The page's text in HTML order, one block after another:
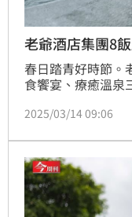
老爺酒店集團8
春日踏青好時節。
食饗宴、療癒溫泉
毅老爺行旅等8間
「20251SP」，指
扣後老爺會館雙人
人一泊二食只要
票享票券
2025/03/14 09:06